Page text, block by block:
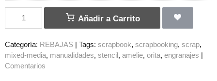
Añadir a Carrito
Categoría: REBAJAS | Tags: scrapbook scrapbooking scrap
mixed-media manualidades stencil amelie orita engranajes |
Comentarios